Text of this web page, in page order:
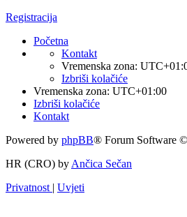
Registracija
Početna
Kontakt
Vremenska zona:
Izbriši kolačiće
Vremenska zona: UTC+01:00
Izbriši kolačiće
Kontakt
Powered by phpBB® Forum Software
HR (CRO) by Ančica Sečan
Privatnost | Uvjeti